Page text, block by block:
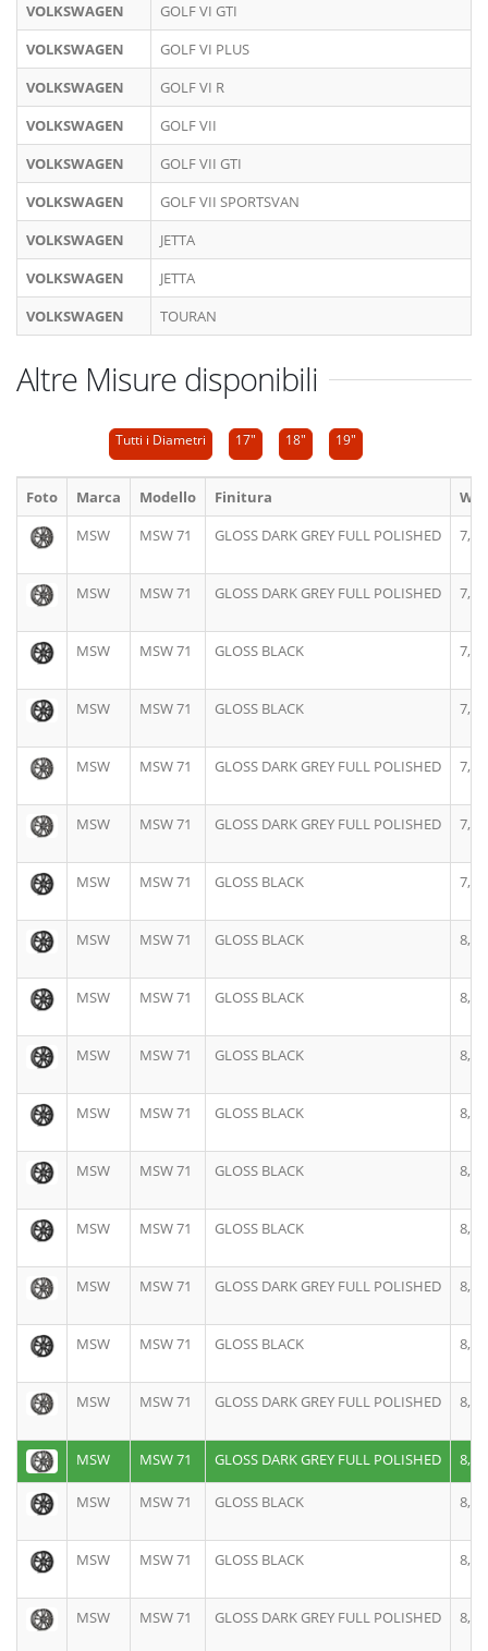
VOLKSWAGEN
GOLF VI GTI
VOLKSWAGEN
GOLF VI PLUS
VOLKSWAGEN
GOLF VI R
VOLKSWAGEN
GOLF VII
VOLKSWAGEN
GOLF VII GTI
VOLKSWAGEN
GOLF VII SPORTSVAN
VOLKSWAGEN
JETTA
VOLKSWAGEN
JETTA
VOLKSWAGEN
TOURAN
Altre Misure disponibili
Tutti i Diametri 17" 18" 19"
Foto Marca Modello Finitura
MSW
MSW 71 GLOSS DARK GREY FULL POLISHED 7,5J
MSW MSW 71 GLOSS DARK GREY FULL POLISHED 7,5J
MSW MSW 71 GLOSS BLACK 7,5J
MSW MSW 71 GLOSS BLACK 7,5J
MSW MSW 71 GLOSS DARK GREY FULL POLISHED 7,5J
MSW MSW 71 GLOSS DARK GREY FULL POLISHED 7,5J
MSW MSW 71 GLOSS BLACK 7,5J
MSW MSW 71 GLOSS BLACK 8,0J
MSW MSW 71 GLOSS BLACK 8,0J
MSW MSW 71 GLOSS BLACK 8,0J
MSW MSW 71 GLOSS BLACK 8,0J
MSW MSW 71 GLOSS BLACK 8,0J
MSW MSW 71 GLOSS BLACK 8,0J
MSW MSW 71 GLOSS DARK GREY FULL POLISHED 8,0J
MSW MSW 71 GLOSS BLACK 8,0J
MSW MSW 71 GLOSS DARK GREY FULL POLISHED 8,0J
MSW MSW 71 GLOSS DARK GREY FULL POLISHED 8,5J
MSW MSW 71 GLOSS BLACK 8,5J
MSW MSW 71 GLOSS BLACK 8,5J
MSW MSW 71 GLOSS DARK GREY FULL POLISHED 8,5J